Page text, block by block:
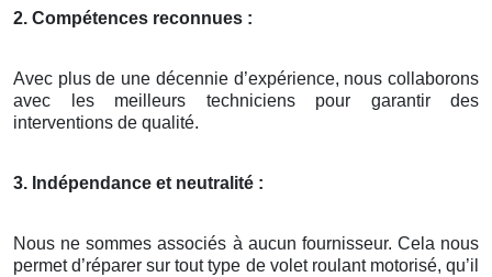
2. Compétences reconnues :
Avec plus de une décennie d’expérience, nous collaborons
avec les meilleurs techniciens pour garantir des
interventions de qualité.
3. Indépendance et neutralité :
Nous ne sommes associés à aucun fournisseur. Cela nous
permet d’réparer sur tout type de volet roulant motorisé, qu’il